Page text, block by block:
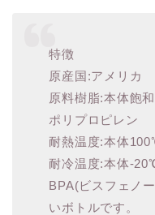
特徴
原産国:アメリカ
原料樹脂:本体飽
ポリプロピレン
耐熱温度:本体
耐冷温度:本体-
BPA(ビスフェノ
いボトルです。